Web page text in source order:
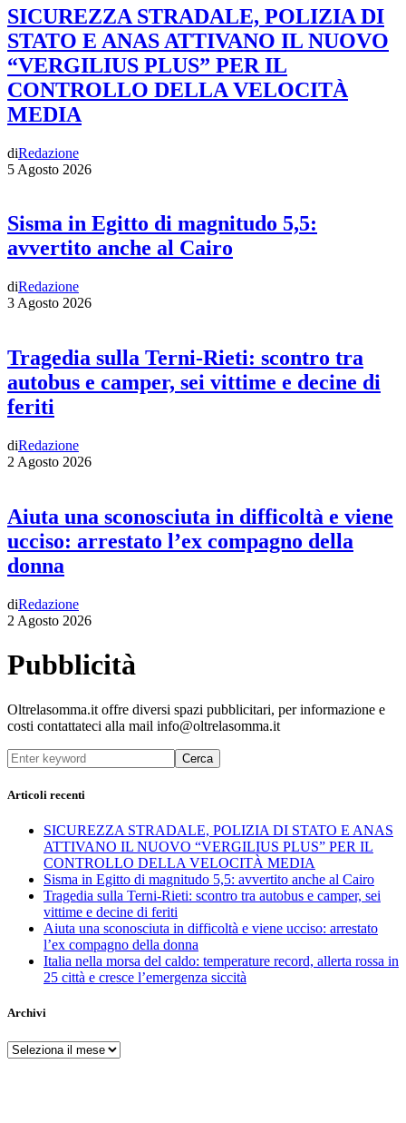
SICUREZZA STRADALE, POLIZIA DI
STATO E ANAS ATTIVANO IL NUOVO
“VERGILIUS PLUS” PER IL
CONTROLLO DELLA VELOCITÀ
MEDIA
diRedazione
5 Agosto 2026
Sisma in Egitto di magnitudo 5,5:
avvertito anche al Cairo
diRedazione
3 Agosto 2026
Tragedia sulla Terni-Rieti: scontro tra
autobus e camper, sei vittime e decine di
feriti
diRedazione
2 Agosto 2026
Aiuta una sconosciuta in difficoltà e viene
ucciso: arrestato l’ex compagno della
donna
diRedazione
2 Agosto 2026
Pubblicità
Oltrelasomma.it offre diversi spazi pubblicitari, per informazione e
costi contattateci alla mail info@oltrelasomma.it
Cerca
Articoli recenti
SICUREZZA STRADALE, POLIZIA DI STATO E ANAS
ATTIVANO IL NUOVO “VERGILIUS PLUS” PER IL
CONTROLLO DELLA VELOCITÀ MEDIA
Sisma in Egitto di magnitudo 5,5: avvertito anche al Cairo
Tragedia sulla Terni-Rieti: scontro tra autobus e camper, sei
vittime e decine di feriti
Aiuta una sconosciuta in difficoltà e viene ucciso: arrestato
l’ex compagno della donna
Italia nella morsa del caldo: temperature record, allerta rossa in
25 città e cresce l’emergenza siccità
Archivi
Archivi